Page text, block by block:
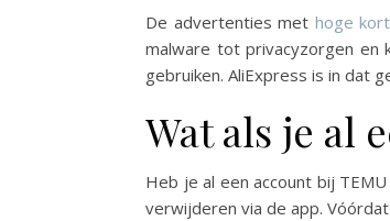
De advertenties met hoge
malware tot privacyzorgen en
gebruiken. AliExpress is in dat
Wat als je al
Heb je al een account bij
verwijderen via de app.